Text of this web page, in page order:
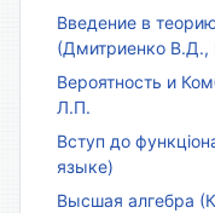
Введение в
(Дмитриенко
Вероятность и
Л.П.
Вступ до
языке)
Высшая алгебра